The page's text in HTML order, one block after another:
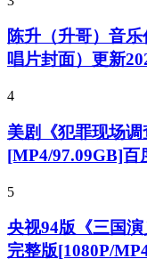
陈升（升哥）音
唱片封面）更新
4
美剧《犯罪现场
[MP4/97.09GB]百
5
央视94版《三国
完整版[1080P/